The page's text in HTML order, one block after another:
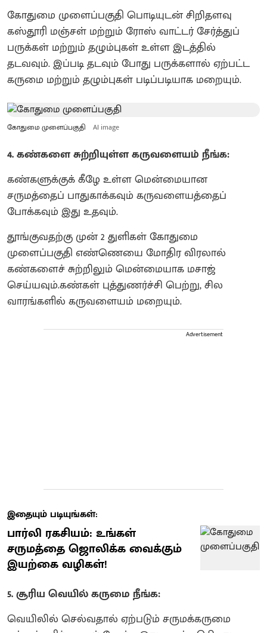
கோதுமை முளைப்பகுதி பொடியுடன் சிறிதளவு
கஸ்தூரி மஞ்சள் மற்றும் ரோஸ் வாட்டர் சேர்த்துப்
பருக்கள் மற்றும் தழும்புகள் உள்ள இடத்தில்
தடவவும். இப்படி தடவும் போது பருக்களால் ஏற்பட்ட
கருமை மற்றும் தழும்புகள் படிப்படியாக மறையும்.
கோதுமை முளைப்பகுதி AI image
4. கண்களை சுற்றியுள்ள கருவளையம் நீங்க:
கண்களுக்குக் கீழே உள்ள மென்மையான
சருமத்தைப் பாதுகாக்கவும் கருவளையத்தைப்
போக்கவும் இது உதவும்.
தூங்குவதற்கு முன் 2 துளிகள் கோதுமை
முளைப்பகுதி எண்ணெயை மோதிர விரலால்
கண்களைச் சுற்றிலும் மென்மையாக மசாஜ்
செய்யவும்.கண்கள் புத்துணர்ச்சி பெற்று, சில
வாரங்களில் கருவளையம் மறையும்.
Advertisement
இதையும் படியுங்கள்:
பார்லி ரகசியம்: உங்கள்
சருமத்தை ஜொலிக்க வைக்கும்
இயற்கை வழிகள்!
5. சூரிய வெயில் கருமை நீங்க:
வெயிலில் செல்வதால் ஏற்படும் சருமக்கருமை